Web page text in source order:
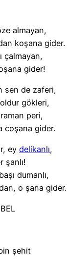
almayan,
koşana gider.
çalmayan,
gider!
sen de zaferi,
gökleri,
peri,
coşana gider.
ey delikanlı,
şanlı!
dumanlı,
o şana gider.
şehit